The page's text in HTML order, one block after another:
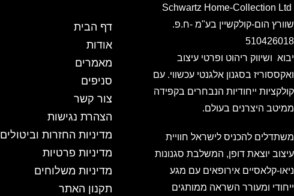
שוורץ הום-קולקשיין בע"מ -ח.פ.
510426018
יבוא ושיווק ריהוט ופרטי עיצוב
ואקססוריז בסגנון אלגנטי עכשווי. עם
קולקציות ייחודיות הנבחרים בקפידה
ממיטב היצרנים בעולם.
משתדלים להכניס לישראל חוויית
עיצוב יוצאת דופן, המשלבת סגנונות
ניאו-קלאסיים אירופאים עם מגע
ייחודי ומעורר השראה ממותגים
דף הבית
אודות
מאמרים
סניפים
צור קשר
הצהרת נגישות
מדיניות החזרות וביטולים
מדיניות פרטיות
מדיניות משלוחים
תקנון האתר